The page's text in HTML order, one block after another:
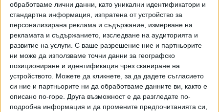
обработваме лични данни, като уникални идентификатори и
стандартна информация, изпратена от устройство за
персонализирана реклама и съдържание, измерване на
рекламата и съдържанието, изследване на аудиторията и
развитие на услуги. С ваше разрешение ние и партньорите
ни може да използваме точни данни за географско
позициониране и идентификация чрез сканиране на
устройството. Можете да кликнете, за да дадете съгласието
си ние и партньорите ни да обработваме данните ви, както е
описано по-горе. Друга възможност е да разгледате по-
подробна информация и да промените предпочитанията си,
твърди стъпки към превръщането си в регионален
център за производство на смартфони“, каза Ердоган.
Турция е четвъртата държава в света,
където Xiaomi има производствени мощности. Първата
продукция на истанбулския завод ще излезе на пазара
идния месец.
Още две китайски компании за производство на
интелигентни телефни - Oppo и Tecno Mobile, също